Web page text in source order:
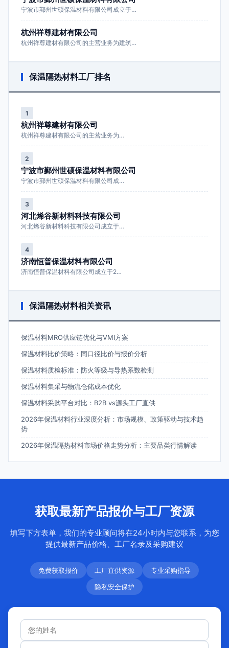
宁波市鄞州世硕保温材料有限公司成立于…
杭州祥尊建材有限公司
杭州祥尊建材有限公司的主营业务为建筑…
保温隔热材料工厂排名
1
杭州祥尊建材有限公司
杭州祥尊建材有限公司的主营业务为…
2
宁波市鄞州世硕保温材料有限公司
宁波市鄞州世硕保温材料有限公司成…
3
河北烯谷新材料科技有限公司
河北烯谷新材料科技有限公司成立于…
4
济南恒普保温材料有限公司
济南恒普保温材料有限公司成立于2…
保温隔热材料相关资讯
保温材料MRO供应链优化与VMI方案
保温材料比价策略：同口径比价与报价分析
保温材料质检标准：防火等级与导热系数检测
保温材料集采与物流仓储成本优化
保温材料采购平台对比：B2B vs源头工厂直供
2026年保温材料行业深度分析：市场规模、政策驱动与技术趋
势
2026年保温隔热材料市场价格走势分析：主要品类行情解读
获取最新产品报价与工厂资源
填写下方表单，我们的专业顾问将在24小时内与您联系，为您
提供最新产品价格、工厂名录及采购建议
免费获取报价 工厂直供资源
专业采购指导
隐私安全保护